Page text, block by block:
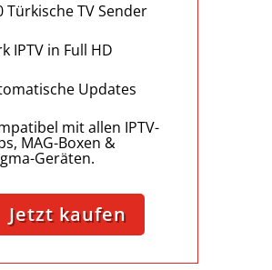
Türkische TV Sender
IPTV in Full HD
Updates
mit allen IPTV-
MAG-Boxen &
Geräten.
Jetzt kaufen